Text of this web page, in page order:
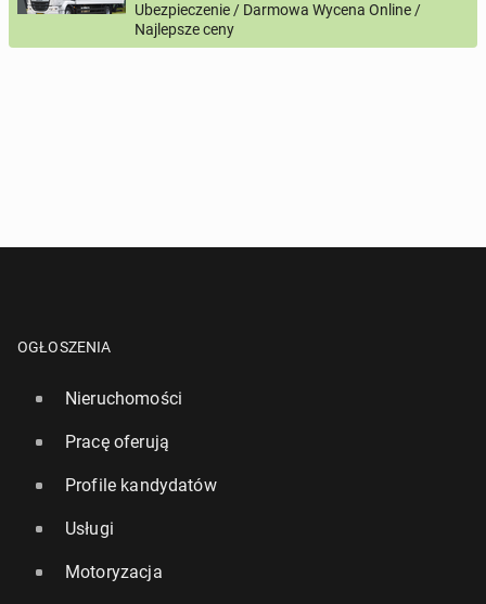
Ubezpieczenie / Darmowa Wycena Online /
Najlepsze ceny
OGŁOSZENIA
Nieruchomości
Pracę oferują
Profile kandydatów
Usługi
Motoryzacja